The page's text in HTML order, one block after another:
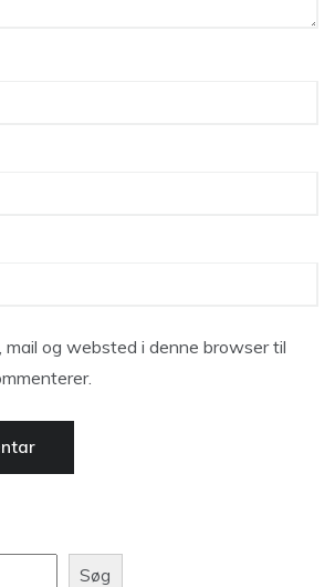
mail og websted i denne browser til
Søg